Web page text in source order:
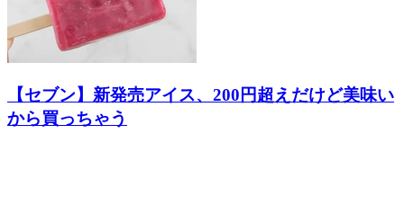
【セブン】新発売アイス、200円超えだけど美味い
から買っちゃう